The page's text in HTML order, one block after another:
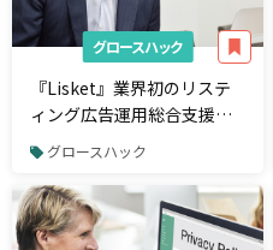
グロースハック
『Lisket』業界初のリステ
ィング広告運用総合支援ツ
ールグロースハック